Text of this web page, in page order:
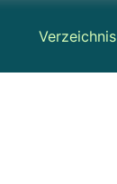
Verzeichnis